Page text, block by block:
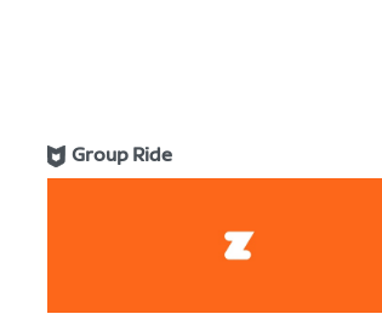
Group Ride